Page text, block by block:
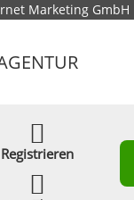
Marketing GmbH
Registrieren